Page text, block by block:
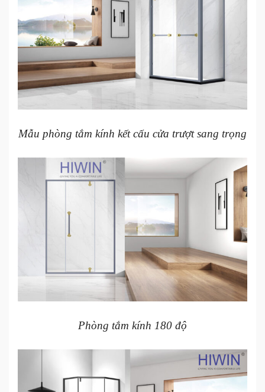
Mẫu phòng tắm kính kết cấu cửa trượt sang trọng
Phòng tắm kính 180 độ